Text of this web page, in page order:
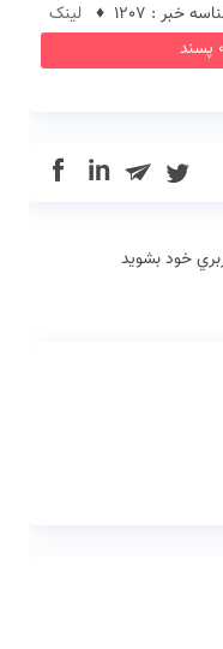
خبر : 1207 ♦
لینک
in
خود بشويد